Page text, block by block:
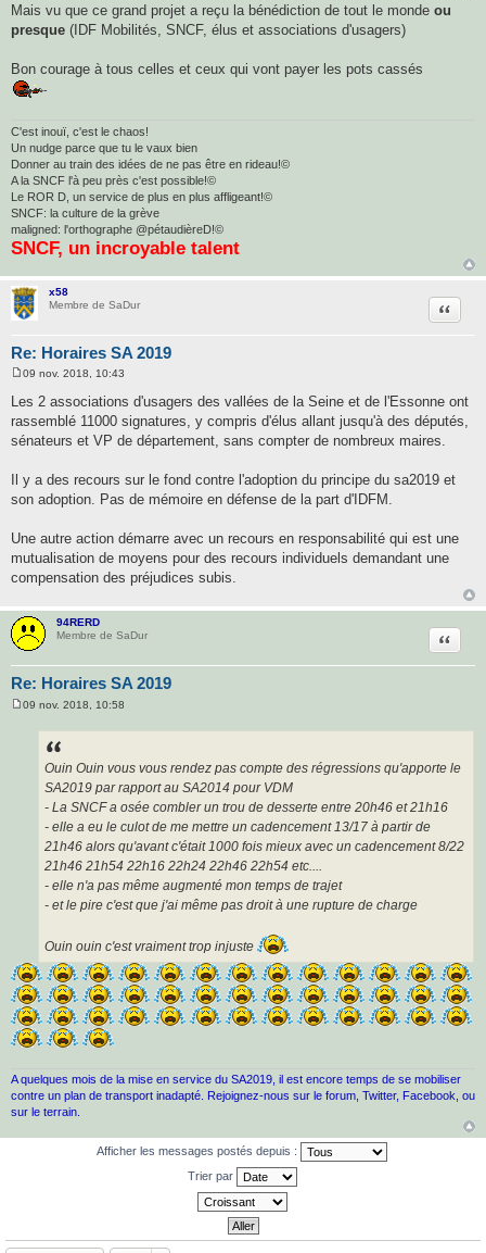
g
e
Mais vu que ce grand projet a reçu la bénédiction de tout le monde ou
presque (IDF Mobilités, SNCF, élus et associations d'usagers)
Bon courage à tous celles et ceux qui vont payer les pots cassés
C'est inouï, c'est le chaos!
Un nudge parce que tu le vaux bien
Donner au train des idées de ne pas être en rideau!©
A la SNCF l'à peu près c'est possible!©
Le ROR D, un service de plus en plus affligeant!©
SNCF: la culture de la grève
maligned: l'orthographe @pétaudièreD!©
SNCF, un incroyable talent
x58
Membre de SaDur
Re: Horaires SA 2019
s
s
a
g
09 nov. 2018, 10:43
Les 2 associations d'usagers des vallées de la Seine et de l'Essonne ont
rassemblé 11000 signatures, y compris d'élus allant jusqu'à des députés,
sénateurs et VP de département, sans compter de nombreux maires.
Il y a des recours sur le fond contre l'adoption du principe du sa2019 et
son adoption. Pas de mémoire en défense de la part d'IDFM.
Une autre action démarre avec un recours en responsabilité qui est une
mutualisation de moyens pour des recours individuels demandant une
compensation des préjudices subis.
94RERD
Membre de SaDur
Re: Horaires SA 2019
09 nov. 2018, 10:58
Ouin Ouin vous vous rendez pas compte des régressions qu'apporte le
SA2019 par rapport au SA2014 pour VDM
- La SNCF a osée combler un trou de desserte entre 20h46 et 21h16
- elle a eu le culot de me mettre un cadencement 13/17 à partir de
21h46 alors qu'avant c'était 1000 fois mieux avec un cadencement 8/22
21h46 21h54 22h16 22h24 22h46 22h54 etc....
- elle n'a pas même augmenté mon temps de trajet
- et le pire c'est que j'ai même pas droit à une rupture de charge
Ouin ouin c'est vraiment trop injuste
A quelques mois de la mise en service du SA2019, il est encore temps de se mobiliser
contre un plan de transport inadapté. Rejoignez-nous sur le forum, Twitter, Facebook, ou
sur le terrain.
Afficher les messages postés depuis :
Trier par